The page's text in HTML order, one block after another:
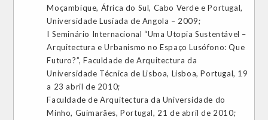
Moçambique, África do Sul, Cabo Verde e Portugal,
Universidade Lusíada de Angola – 2009;
I Seminário Internacional “Uma Utopia Sustentável –
Arquitectura e Urbanismo no Espaço Lusófono: Que
Futuro?”, Faculdade de Arquitectura da
Universidade Técnica de Lisboa, Lisboa, Portugal, 19
a 23 abril de 2010;
Faculdade de Arquitectura da Universidade do
Minho, Guimarães, Portugal, 21 de abril de 2010;